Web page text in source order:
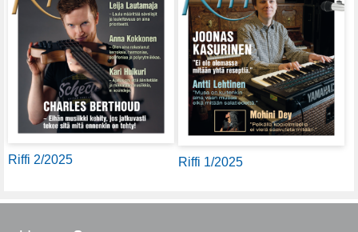
Riffi 2/2025 Riffi 1/2025